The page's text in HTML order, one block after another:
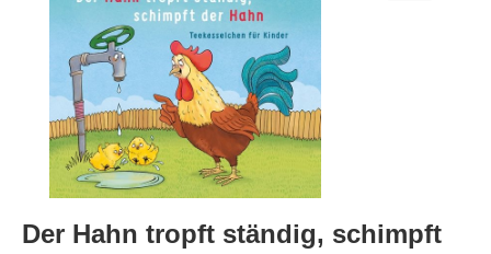
Der Hahn tropft ständig, schimpft